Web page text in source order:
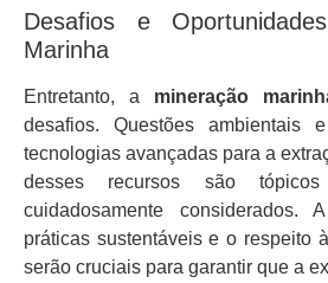
Desafios e
Marinha
Entretanto, a mineração
desafios. Questões ambientais
tecnologias avançadas para a
desses recursos são
cuidadosamente considerados.
práticas sustentáveis e o respeito
serão cruciais para garantir que a